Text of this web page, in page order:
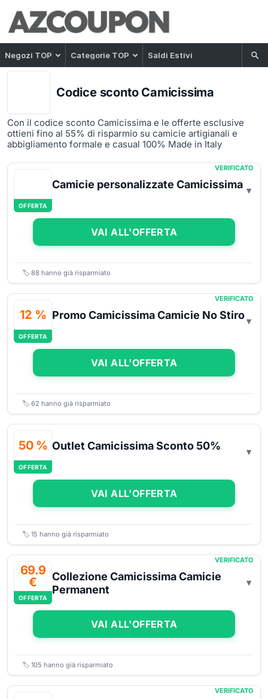
Negozi TOP Categorie TOP Saldi Estivi
Codice sconto Camicissima
Con il codice sconto Camicissima e le offerte esclusive
ottieni fino al 55% di risparmio su camicie artigianali e
abbigliamento formale e casual 100% Made in Italy
OFFERTA
VERIFICATO
Camicie personalizzate Camicissima
VAI ALL'OFFERTA
🏷️ 88 hanno già risparmiato
12 %
OFFERTA
VERIFICATO
Promo Camicissima Camicie No Stiro
VAI ALL'OFFERTA
🏷️ 62 hanno già risparmiato
50 %
OFFERTA
Outlet Camicissima Sconto 50%
VAI ALL'OFFERTA
🏷️ 15 hanno già risparmiato
69.9
€
OFFERTA
VERIFICATO
Collezione Camicissima Camicie
Permanent
VAI ALL'OFFERTA
🏷️ 105 hanno già risparmiato
VERIFICATO